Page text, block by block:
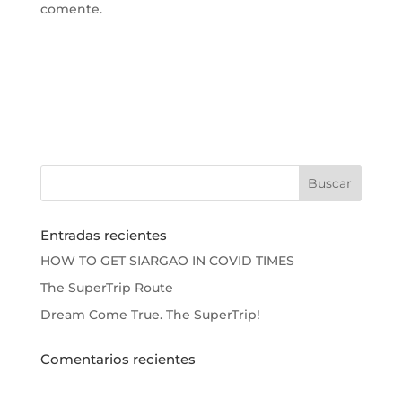
comente.
Entradas recientes
HOW TO GET SIARGAO IN COVID TIMES
The SuperTrip Route
Dream Come True. The SuperTrip!
Comentarios recientes